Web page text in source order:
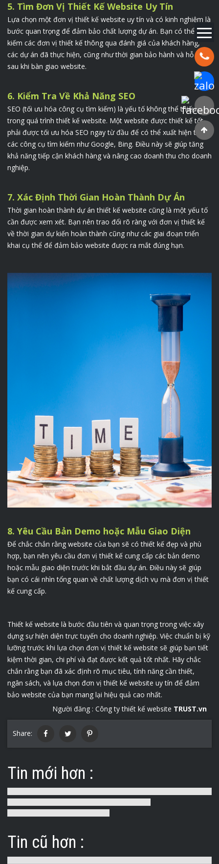
Hotline:
Chat
5. Tìm Đơn Vị Thiết Kế Website Uy Tín
Lựa chọn một đơn vị thiết kế website uy tín và có kinh nghiệm là
bước quan trọng để đảm bảo chất lượng dự án. Bạn có thể tìm
kiếm các đơn vị thiết kế thông qua đánh giá của khách hàng,
các dự án đã thực hiện, cũng như thời gian bảo hành và hỗ trợ
sau khi bàn giao website.
6. Kiểm Tra Về Khả Năng SEO
SEO (tối ưu hóa công cụ tìm kiếm) là yếu tố không thể thiếu
trong quá trình thiết kế website. Một website được thiết kế tốt
phải được tối ưu hóa SEO ngay từ đầu để có thể xuất hiện trên
các công cụ tìm kiếm như Google, Bing. Điều này sẽ giúp tăng
khả năng tiếp cận khách hàng và nâng cao doanh thu cho doanh
nghiệp.
7. Xác Định Thời Gian Hoàn Thành Dự Án
Thời gian hoàn thành dự án thiết kế website cũng là một yếu tố
cần được xem xét. Bạn nên trao đổi rõ ràng với đơn vị thiết kế
về thời gian dự kiến hoàn thành cũng như các giai đoạn triển
khai cụ thể để đảm bảo website được ra mắt đúng hạn.
8. Yêu Cầu Bản Demo hoặc Mẫu Giao Diện
Để chắc chắn rằng website của bạn sẽ có thiết kế đẹp và phù
hợp, bạn nên yêu cầu đơn vị thiết kế cung cấp các bản demo
hoặc mẫu giao diện trước khi bắt đầu dự án. Điều này sẽ giúp
bạn có cái nhìn tổng quan về chất lượng dịch vụ mà đơn vị thiết
kế cung cấp.
Thiết kế website là bước đầu tiên và quan trọng trong việc xây
dựng sự hiện diện trực tuyến cho doanh nghiệp. Việc chuẩn bị kỹ
lưỡng trước khi lựa chọn đơn vị thiết kế website sẽ giúp bạn tiết
kiệm thời gian, chi phí và đạt được kết quả tốt nhất. Hãy chắc
chắn rằng bạn đã xác định rõ mục tiêu, tính năng cần thiết,
ngân sách, và lựa chọn đơn vị thiết kế website uy tín để đảm
bảo website của bạn mang lại hiệu quả cao nhất.
Người đăng : Công ty thiết kế website TRUST.vn
Share:
Tin mới hơn :
Tin cũ hơn :